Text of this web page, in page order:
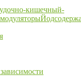
кишечный-